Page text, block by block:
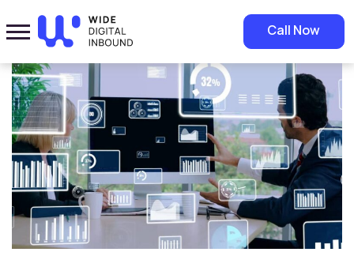
Call Now
Home»Blog » أفضل اخصائي سيو: كيف يمكن لهذا الخبير أن يحقق النجاح في
تحسين محركات البحث؟